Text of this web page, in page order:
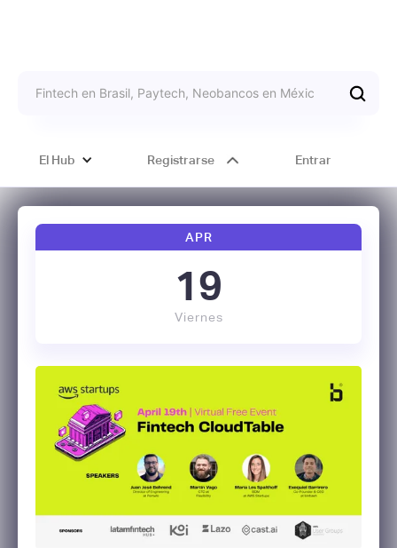
El Hub Registrarse Entrar
APR
19
Viernes